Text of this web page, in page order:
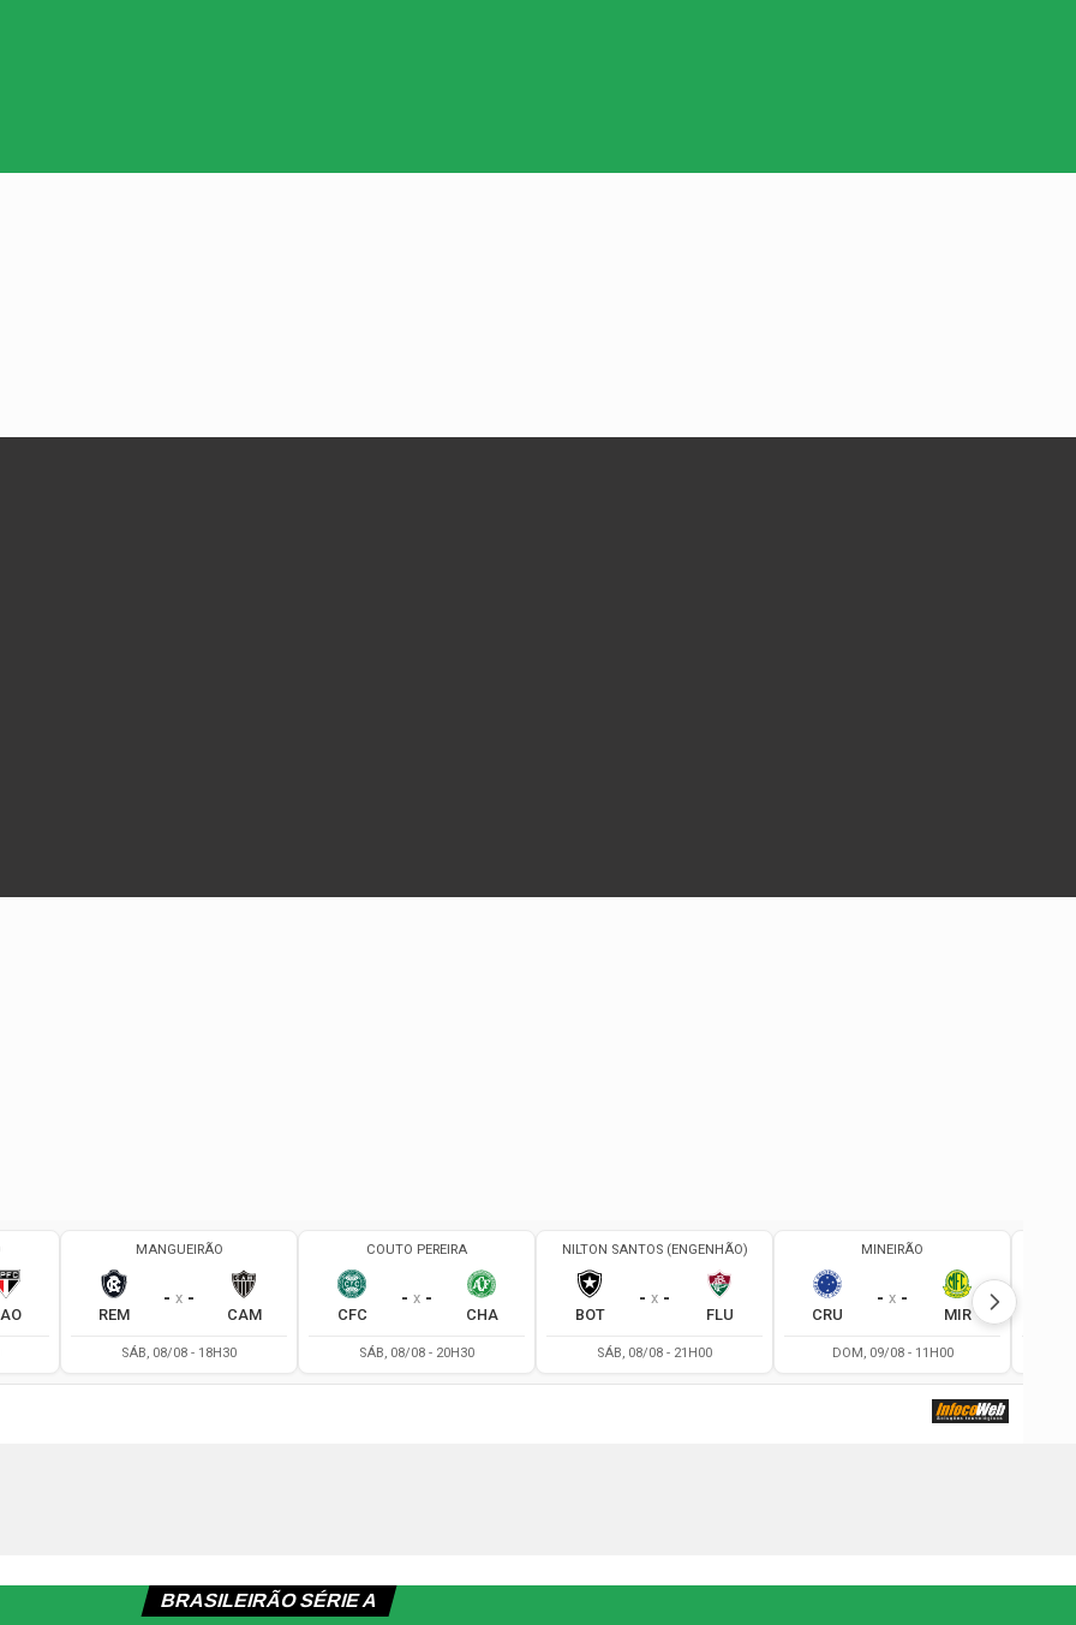
BRASILEIRÃO SÉRIE A